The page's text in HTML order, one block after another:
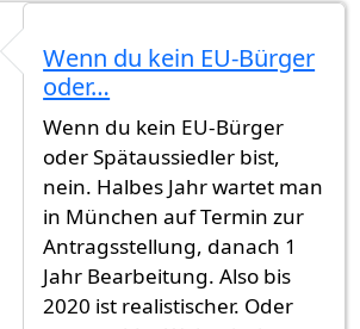
Einbürgerungsdauer ohne
Wenn du kein EU-Bürger
oder…
Wenn du kein EU-Bürger
oder Spätaussiedler bist,
nein. Halbes Jahr wartet man
in München auf Termin zur
Antragsstellung, danach 1
Jahr Bearbeitung. Also bis
2020 ist realistischer. Oder